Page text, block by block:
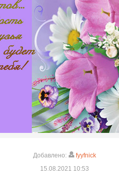
Добавлено:
fyyfnick
15.08.2021 10:53